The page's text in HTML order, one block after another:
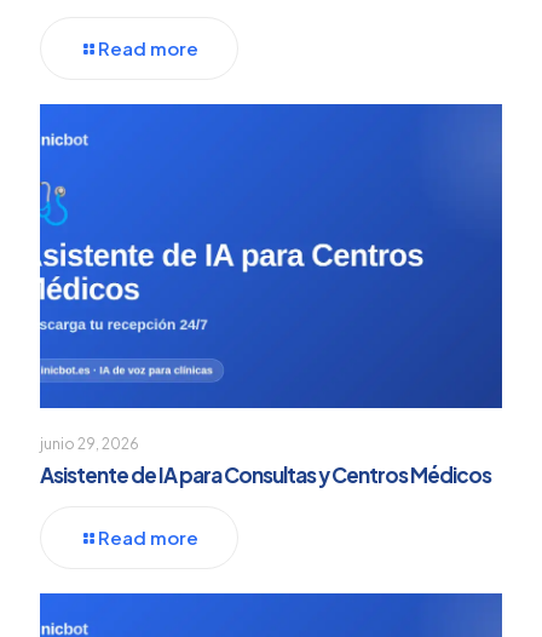
Read more
junio 29, 2026
Asistente de IA para Consultas y Centros Médicos
Read more